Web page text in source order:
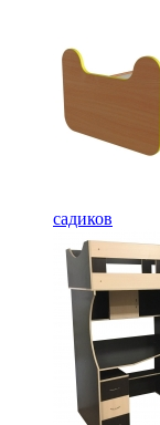
садиков